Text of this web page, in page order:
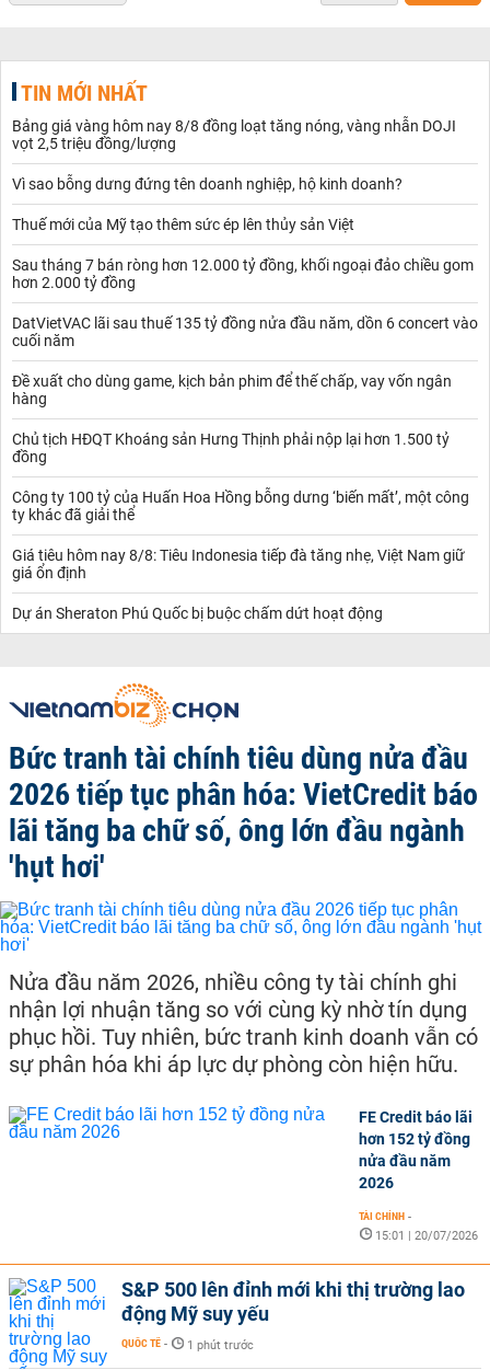
TIN MỚI NHẤT
Bảng giá vàng hôm nay 8/8 đồng loạt tăng nóng, vàng nhẫn DOJI
vọt 2,5 triệu đồng/lượng
Vì sao bỗng dưng đứng tên doanh nghiệp, hộ kinh doanh?
Thuế mới của Mỹ tạo thêm sức ép lên thủy sản Việt
Sau tháng 7 bán ròng hơn 12.000 tỷ đồng, khối ngoại đảo chiều gom
hơn 2.000 tỷ đồng
DatVietVAC lãi sau thuế 135 tỷ đồng nửa đầu năm, dồn 6 concert vào
cuối năm
Đề xuất cho dùng game, kịch bản phim để thế chấp, vay vốn ngân
hàng
Chủ tịch HĐQT Khoáng sản Hưng Thịnh phải nộp lại hơn 1.500 tỷ
đồng
Công ty 100 tỷ của Huấn Hoa Hồng bỗng dưng ‘biến mất’, một công
ty khác đã giải thể
Giá tiêu hôm nay 8/8: Tiêu Indonesia tiếp đà tăng nhẹ, Việt Nam giữ
giá ổn định
Dự án Sheraton Phú Quốc bị buộc chấm dứt hoạt động
Bức tranh tài chính tiêu dùng nửa đầu
2026 tiếp tục phân hóa: VietCredit báo
lãi tăng ba chữ số, ông lớn đầu ngành
'hụt hơi'
Nửa đầu năm 2026, nhiều công ty tài chính ghi
nhận lợi nhuận tăng so với cùng kỳ nhờ tín dụng
phục hồi. Tuy nhiên, bức tranh kinh doanh vẫn có
sự phân hóa khi áp lực dự phòng còn hiện hữu.
FE Credit báo lãi
hơn 152 tỷ đồng
nửa đầu năm
2026
TÀI CHÍNH -
15:01 | 20/07/2026
S&P 500 lên đỉnh mới khi thị trường lao
động Mỹ suy yếu
QUỐC TẾ - 1 phút trước